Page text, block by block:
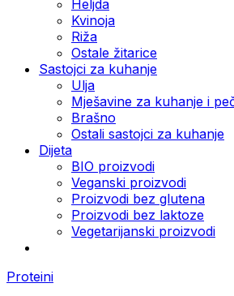
Heljda
Kvinoja
Riža
Ostale žitarice
Sastojci za kuhanje
Ulja
Mješavine za kuhanje i
Brašno
Ostali sastojci za kuhanje
Dijeta
BIO proizvodi
Veganski proizvodi
Proizvodi bez glutena
Proizvodi bez laktoze
Vegetarijanski proizvodi
Proteini